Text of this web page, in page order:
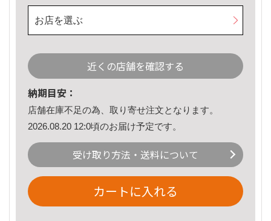
お店を選ぶ
近くの店舗を確認する
納期目安：
店舗在庫不足の為、取り寄せ注文となります。
2026.08.20 12:0頃のお届け予定です。
受け取り方法・送料について
カートに入れる